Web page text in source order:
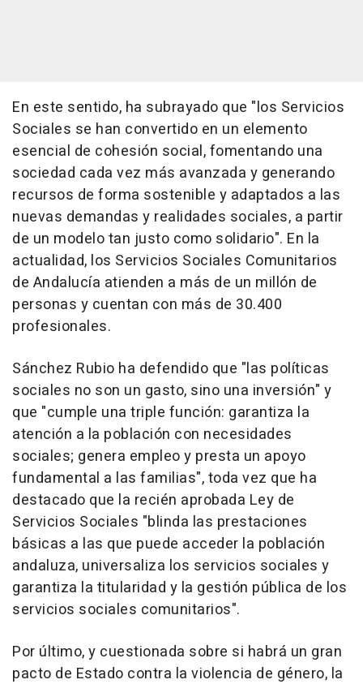
En este sentido, ha subrayado que "los Servicios
Sociales se han convertido en un elemento
esencial de cohesión social, fomentando una
sociedad cada vez más avanzada y generando
recursos de forma sostenible y adaptados a las
nuevas demandas y realidades sociales, a partir
de un modelo tan justo como solidario". En la
actualidad, los Servicios Sociales Comunitarios
de Andalucía atienden a más de un millón de
personas y cuentan con más de 30.400
profesionales.
Sánchez Rubio ha defendido que "las políticas
sociales no son un gasto, sino una inversión" y
que "cumple una triple función: garantiza la
atención a la población con necesidades
sociales; genera empleo y presta un apoyo
fundamental a las familias", toda vez que ha
destacado que la recién aprobada Ley de
Servicios Sociales "blinda las prestaciones
básicas a las que puede acceder la población
andaluza, universaliza los servicios sociales y
garantiza la titularidad y la gestión pública de los
servicios sociales comunitarios".
Por último, y cuestionada sobre si habrá un gran
pacto de Estado contra la violencia de género, la